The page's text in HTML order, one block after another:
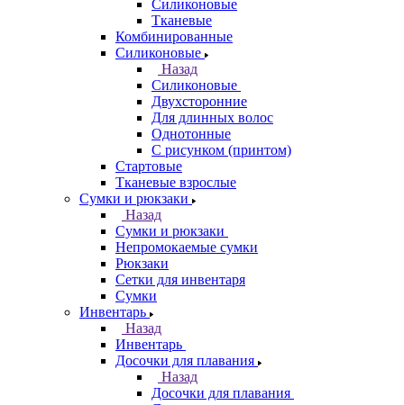
Силиконовые
Тканевые
Комбинированные
Силиконовые
Назад
Силиконовые
Двухсторонние
Для длинных волос
Однотонные
С рисунком (принтом)
Стартовые
Тканевые взрослые
Сумки и рюкзаки
Назад
Сумки и рюкзаки
Непромокаемые сумки
Рюкзаки
Сетки для инвентаря
Сумки
Инвентарь
Назад
Инвентарь
Досочки для плавания
Назад
Досочки для плавания